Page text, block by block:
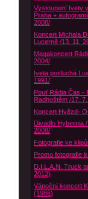
Vystoupení Ivety
Praha +
2008/
Koncert Michala
Lucerně /13. 11.
Magakoncert
2004/
Iveta posluchá
1991/
Pouť Rádia Čas -
Radhoštěm /17.
Koncert Hvězd-
Divadlo Hybernia
2008/
Fotografie ke
Promo fotografie
D.I.L.A.N. Truck
2012)
Vánoční koncert
(1986)